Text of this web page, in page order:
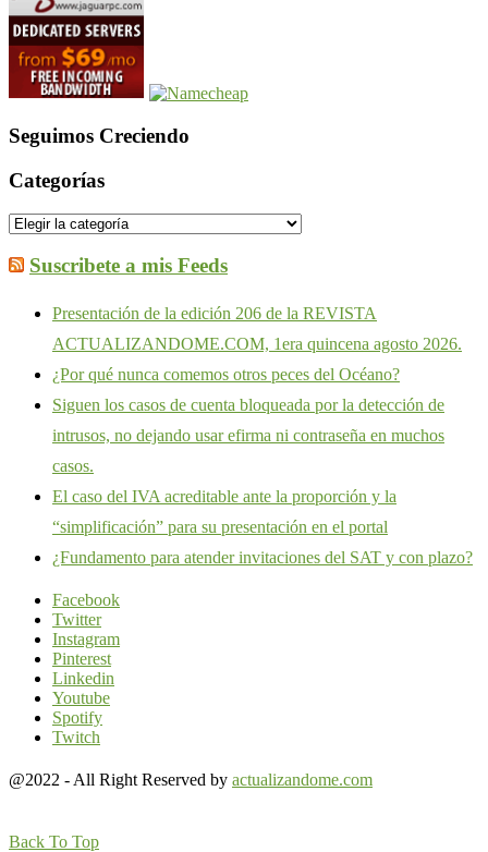
Seguimos Creciendo
Categorías
Categorías
Suscribete a mis Feeds
Presentación de la edición 206 de la REVISTA
ACTUALIZANDOME.COM, 1era quincena agosto 2026.
¿Por qué nunca comemos otros peces del Océano?
Siguen los casos de cuenta bloqueada por la detección de
intrusos, no dejando usar efirma ni contraseña en muchos
casos.
El caso del IVA acreditable ante la proporción y la
“simplificación” para su presentación en el portal
¿Fundamento para atender invitaciones del SAT y con plazo?
Facebook
Twitter
Instagram
Pinterest
Linkedin
Youtube
Spotify
Twitch
@2022 - All Right Reserved by actualizandome.com
Back To Top